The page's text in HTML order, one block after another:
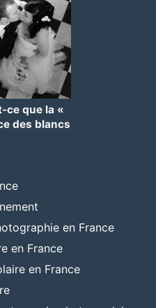
ce que la «
des blancs
en France
en France
en France